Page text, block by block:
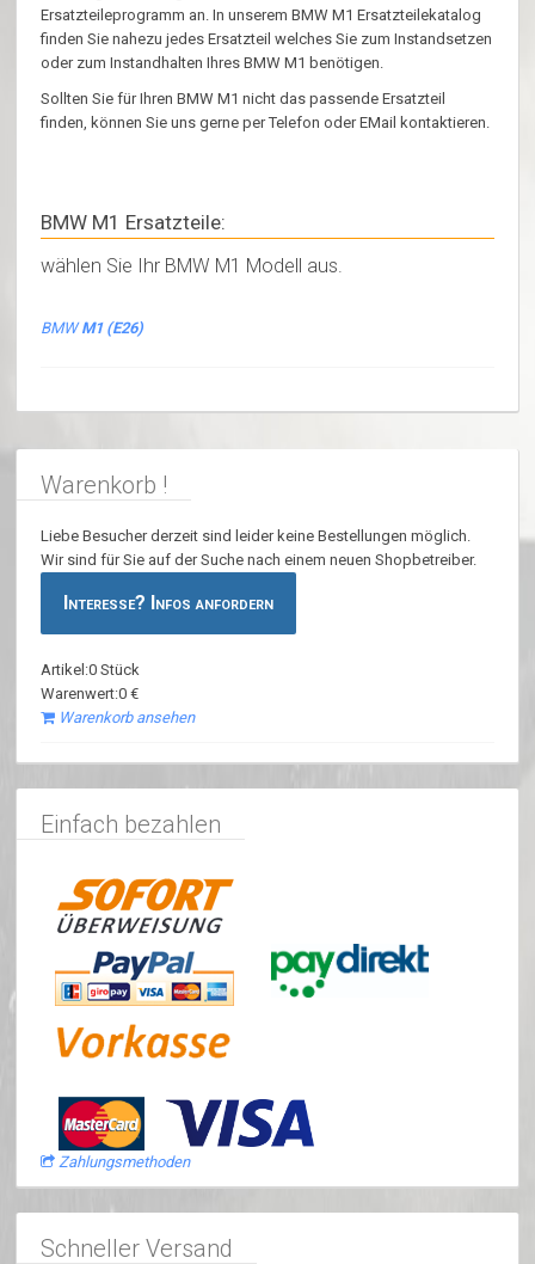
Ersatzteileprogramm an. In unserem BMW M1 Ersatzteilekatalog
finden Sie nahezu jedes Ersatzteil welches Sie zum Instandsetzen
oder zum Instandhalten Ihres BMW M1 benötigen.
Sollten Sie für Ihren BMW M1 nicht das passende Ersatzteil
finden, können Sie uns gerne per Telefon oder EMail kontaktieren.
BMW M1 Ersatzteile:
wählen Sie Ihr BMW M1 Modell aus.
BMWM1 (E26)
Warenkorb !
Liebe Besucher derzeit sind leider keine Bestellungen möglich.
Wir sind für Sie auf der Suche nach einem neuen Shopbetreiber.
Interesse? Infos anfordern
Artikel:0 Stück
Warenwert:0 €
Warenkorb ansehen
Einfach bezahlen
Zahlungsmethoden
Schneller Versand